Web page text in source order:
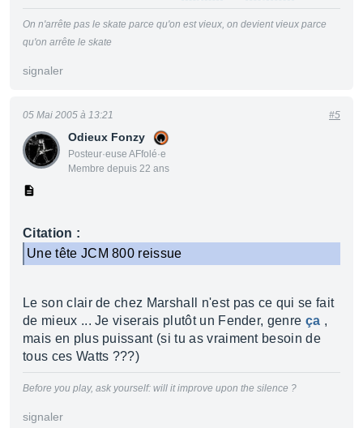
On n'arrête pas le skate parce qu'on est vieux, on devient vieux parce
qu'on arrête le skate
signaler
Odieux Fonzy
Posteur·euse AFfolé·e
Membre depuis 22 ans
05 Mai 2005 à 13:21 #5
Citation :
Une tête JCM 800 reissue
Le son clair de chez Marshall n'est pas ce qui se fait
de mieux ... Je viserais plutôt un Fender, genre ça ,
mais en plus puissant (si tu as vraiment besoin de
tous ces Watts ???)
Before you play, ask yourself: will it improve upon the silence ?
signaler